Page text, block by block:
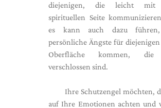
diejenigen, die leicht mit
spirituellen Seite
es kann auch dazu
persönliche Ängste für
Oberfläche kommen, die
verschlossen sind.
Ihre Schutzengel möchten,
auf Ihre Emotionen achten und